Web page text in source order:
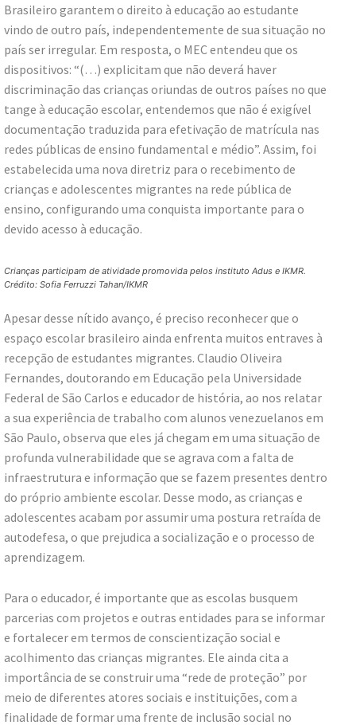
Brasileiro garantem o direito à educação ao estudante
vindo de outro país, independentemente de sua situação no
país ser irregular. Em resposta, o MEC entendeu que os
dispositivos: “(…) explicitam que não deverá haver
discriminação das crianças oriundas de outros países no que
tange à educação escolar, entendemos que não é exigível
documentação traduzida para efetivação de matrícula nas
redes públicas de ensino fundamental e médio”. Assim, foi
estabelecida uma nova diretriz para o recebimento de
crianças e adolescentes migrantes na rede pública de
ensino, configurando uma conquista importante para o
devido acesso à educação.
Crianças participam de atividade promovida pelos instituto Adus e IKMR.
Crédito: Sofia Ferruzzi Tahan/IKMR
Apesar desse nítido avanço, é preciso reconhecer que o
espaço escolar brasileiro ainda enfrenta muitos entraves à
recepção de estudantes migrantes. Claudio Oliveira
Fernandes, doutorando em Educação pela Universidade
Federal de São Carlos e educador de história, ao nos relatar
a sua experiência de trabalho com alunos venezuelanos em
São Paulo, observa que eles já chegam em uma situação de
profunda vulnerabilidade que se agrava com a falta de
infraestrutura e informação que se fazem presentes dentro
do próprio ambiente escolar. Desse modo, as crianças e
adolescentes acabam por assumir uma postura retraída de
autodefesa, o que prejudica a socialização e o processo de
aprendizagem.
Para o educador, é importante que as escolas busquem
parcerias com projetos e outras entidades para se informar
e fortalecer em termos de conscientização social e
acolhimento das crianças migrantes. Ele ainda cita a
importância de se construir uma “rede de proteção” por
meio de diferentes atores sociais e instituições, com a
finalidade de formar uma frente de inclusão social no